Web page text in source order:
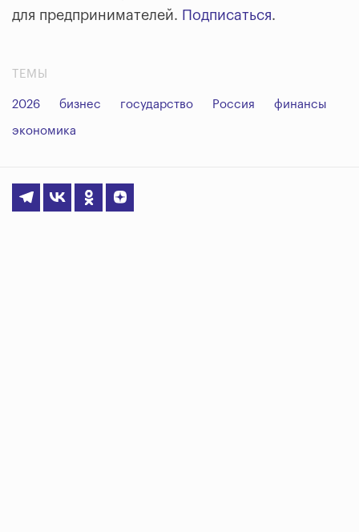
для предпринимателей. Подписаться.
ТЕМЫ
2026 бизнес государство Россия финансы
экономика